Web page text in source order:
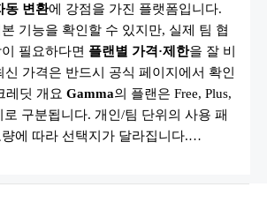
동 변환에 강점을 가진 플랫폼입니다.
기능을 확인할 수 있지만, 실제 팀 협
필요하다면 플랜별 가격·제한을 잘 비
신 가격은 반드시 공식 페이지에서 확인
레딧 개요 Gamma의 플랜은 Free, Plus,
로 구분됩니다. 개인/팀 단위의 사용 패
에 따라 선택지가 달라집니다.…